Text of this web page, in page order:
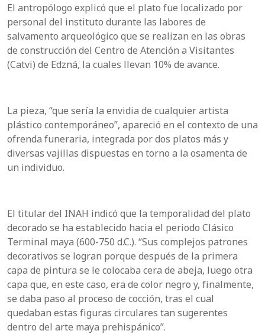
El antropólogo explicó que el plato fue localizado por
personal del instituto durante las labores de
salvamento arqueológico que se realizan en las obras
de construcción del Centro de Atención a Visitantes
(Catvi) de Edzná, la cuales llevan 10% de avance.
La pieza, “que sería la envidia de cualquier artista
plástico contemporáneo”, apareció en el contexto de una
ofrenda funeraria, integrada por dos platos más y
diversas vajillas dispuestas en torno a la osamenta de
un individuo.
El titular del INAH indicó que la temporalidad del plato
decorado se ha establecido hacia el periodo Clásico
Terminal maya (600-750 d.C.). “Sus complejos patrones
decorativos se logran porque después de la primera
capa de pintura se le colocaba cera de abeja, luego otra
capa que, en este caso, era de color negro y, finalmente,
se daba paso al proceso de cocción, tras el cual
quedaban estas figuras circulares tan sugerentes
dentro del arte maya prehispánico”.